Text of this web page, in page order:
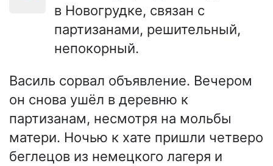
в Новогрудке, связан с
партизанами, решительный,
непокорный.
Василь сорвал объявление. Вечером
он снова ушёл в деревню к
партизанам, несмотря на мольбы
матери. Ночью к хате пришли четверо
беглецов из немецкого лагеря и